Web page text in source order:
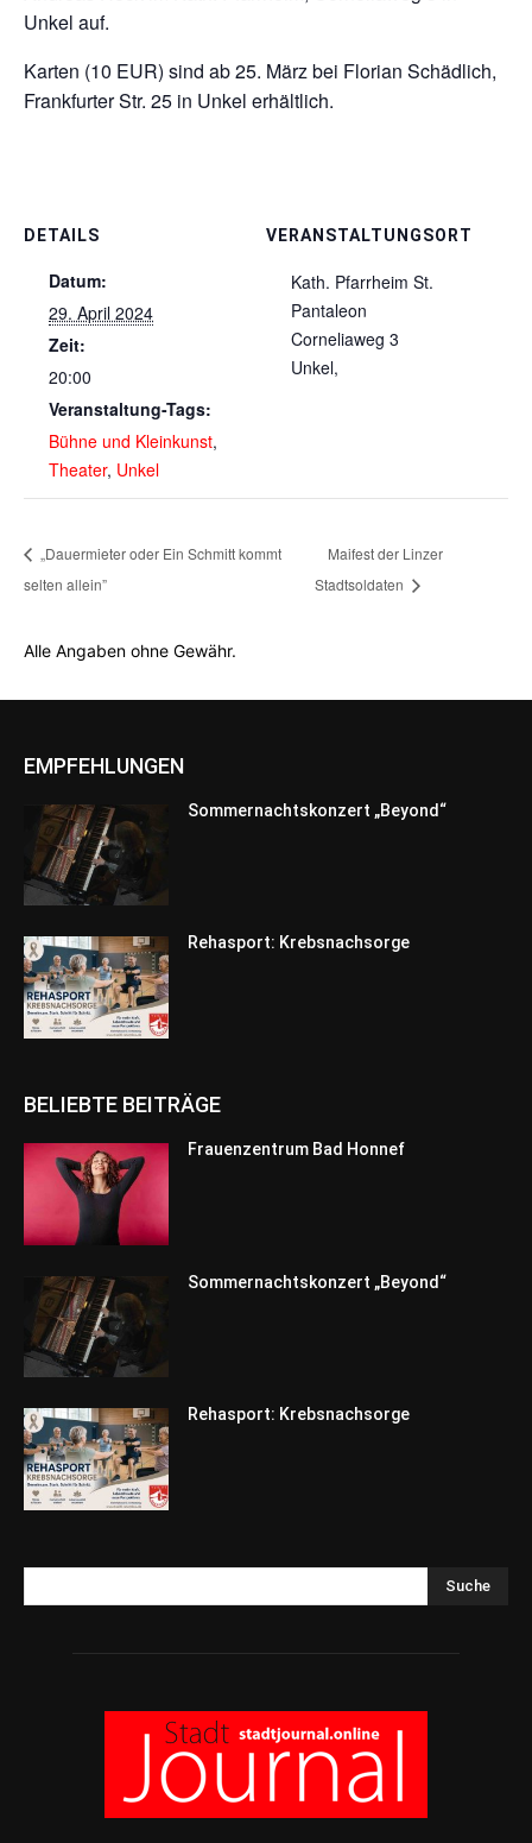
Unkel auf.
Karten (10 EUR) sind ab 25. März bei Florian Schädlich,
Frankfurter Str. 25 in Unkel erhältlich.
DETAILS
Datum:
29. April 2024
Zeit:
20:00
Veranstaltung-Tags:
Bühne und Kleinkunst,
Theater, Unkel
VERANSTALTUNGSORT
Kath. Pfarrheim St.
Pantaleon
Corneliaweg 3
Unkel,
„Dauermieter oder Ein Schmitt kommt
selten allein”
Maifest der Linzer
Stadtsoldaten
Alle Angaben ohne Gewähr.
EMPFEHLUNGEN
Sommernachtskonzert „Beyond“
Rehasport: Krebsnachsorge
BELIEBTE BEITRÄGE
Frauenzentrum Bad Honnef
Sommernachtskonzert „Beyond“
Rehasport: Krebsnachsorge
Suche